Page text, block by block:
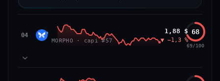
3,5 Md$
VAR. 7 J VAR. 30 J
04 MORP Morpho
MORPHO · capi #57
1,88 $
▼ −1,3 %
68
69/100
84